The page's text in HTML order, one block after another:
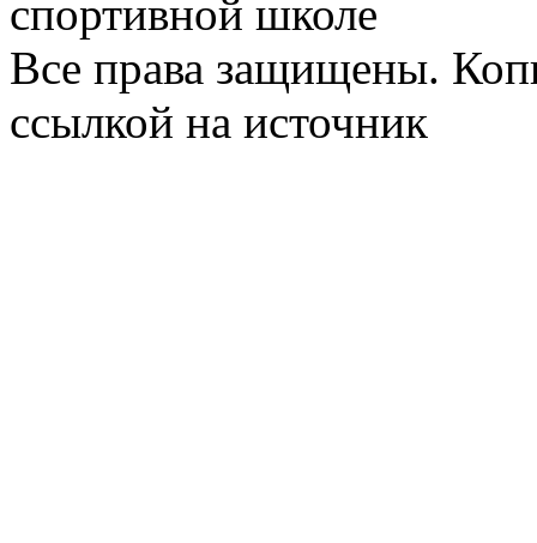
спортивной школе
Все права защищены.
ссылкой на источник